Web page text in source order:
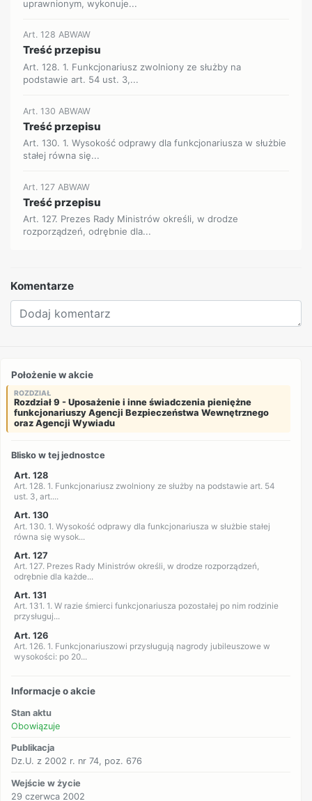
uprawnionym, wykonuje...
Art. 128 ABWAW
Treść przepisu
Art. 128. 1. Funkcjonariusz zwolniony ze służby na
podstawie art. 54 ust. 3,...
Art. 130 ABWAW
Treść przepisu
Art. 130. 1. Wysokość odprawy dla funkcjonariusza w służbie
stałej równa się...
Art. 127 ABWAW
Treść przepisu
Art. 127. Prezes Rady Ministrów określi, w drodze
rozporządzeń, odrębnie dla...
Komentarze
Położenie w akcie
ROZDZIAŁ
Rozdział 9 - Uposażenie i inne świadczenia pieniężne
funkcjonariuszy Agencji Bezpieczeństwa Wewnętrznego
oraz Agencji Wywiadu
Blisko w tej jednostce
Art. 128
Art. 128. 1. Funkcjonariusz zwolniony ze służby na podstawie art. 54
ust. 3, art....
Art. 130
Art. 130. 1. Wysokość odprawy dla funkcjonariusza w służbie stałej
równa się wysok...
Art. 127
Art. 127. Prezes Rady Ministrów określi, w drodze rozporządzeń,
odrębnie dla każde...
Art. 131
Art. 131. 1. W razie śmierci funkcjonariusza pozostałej po nim rodzinie
przysługuj...
Art. 126
Art. 126. 1. Funkcjonariuszowi przysługują nagrody jubileuszowe w
wysokości: po 20...
Informacje o akcie
Stan aktu
Obowiązuje
Publikacja
Dz.U. z 2002 r. nr 74, poz. 676
Wejście w życie
29 czerwca 2002